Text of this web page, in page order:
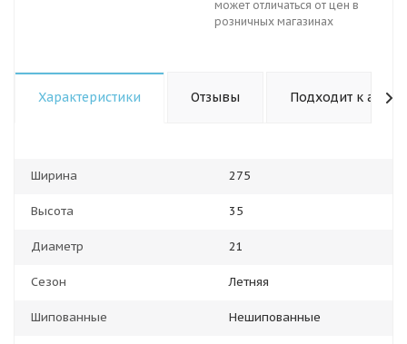
может отличаться от цен в
розничных магазинах
Характеристики Отзывы Подходит к авто
Ширина 275
Высота 35
Диаметр 21
Сезон Летняя
Шипованные Нешипованные